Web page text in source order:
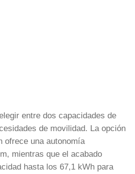
entre dos capacidades de
de movilidad. La opción
ofrece una autonomía
mientras que el acabado
hasta los 67,1 kWh para